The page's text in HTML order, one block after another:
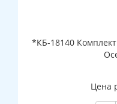
*КБ-18140
Цена